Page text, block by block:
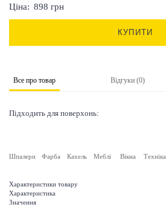
Ціна: 898 грн
КУПИТИ
Все про товар Відгуки (0)
Підходить для поверхонь:
Шпалери Фарба Кахель Меблі Вікна Техніка
Характеристики товару
Характеристика
Значення